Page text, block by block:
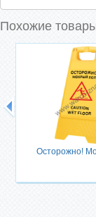
Похожие
Осторожно!